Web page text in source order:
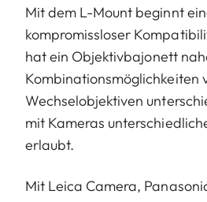
Mit dem L-Mount beginnt
kompromissloser
hat ein Objektivbajonett
Kombinationsmöglichkeiten
Wechselobjektiven
mit Kameras
erlaubt.
Mit Leica Camera,